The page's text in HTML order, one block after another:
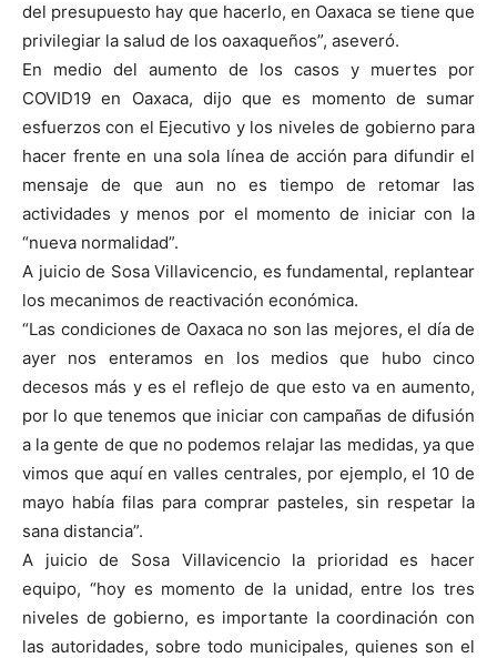
del presupuesto hay que hacerlo, en Oaxaca se tiene que
privilegiar la salud de los oaxaqueños”, aseveró.
En medio del aumento de los casos y muertes por
COVID19 en Oaxaca, dijo que es momento de sumar
esfuerzos con el Ejecutivo y los niveles de gobierno para
hacer frente en una sola línea de acción para difundir el
mensaje de que aun no es tiempo de retomar las
actividades y menos por el momento de iniciar con la
“nueva normalidad”.
A juicio de Sosa Villavicencio, es fundamental, replantear
los mecanimos de reactivación económica.
“Las condiciones de Oaxaca no son las mejores, el día de
ayer nos enteramos en los medios que hubo cinco
decesos más y es el reflejo de que esto va en aumento,
por lo que tenemos que iniciar con campañas de difusión
a la gente de que no podemos relajar las medidas, ya que
vimos que aquí en valles centrales, por ejemplo, el 10 de
mayo había filas para comprar pasteles, sin respetar la
sana distancia”.
A juicio de Sosa Villavicencio la prioridad es hacer
equipo, “hoy es momento de la unidad, entre los tres
niveles de gobierno, es importante la coordinación con
las autoridades, sobre todo municipales, quienes son el